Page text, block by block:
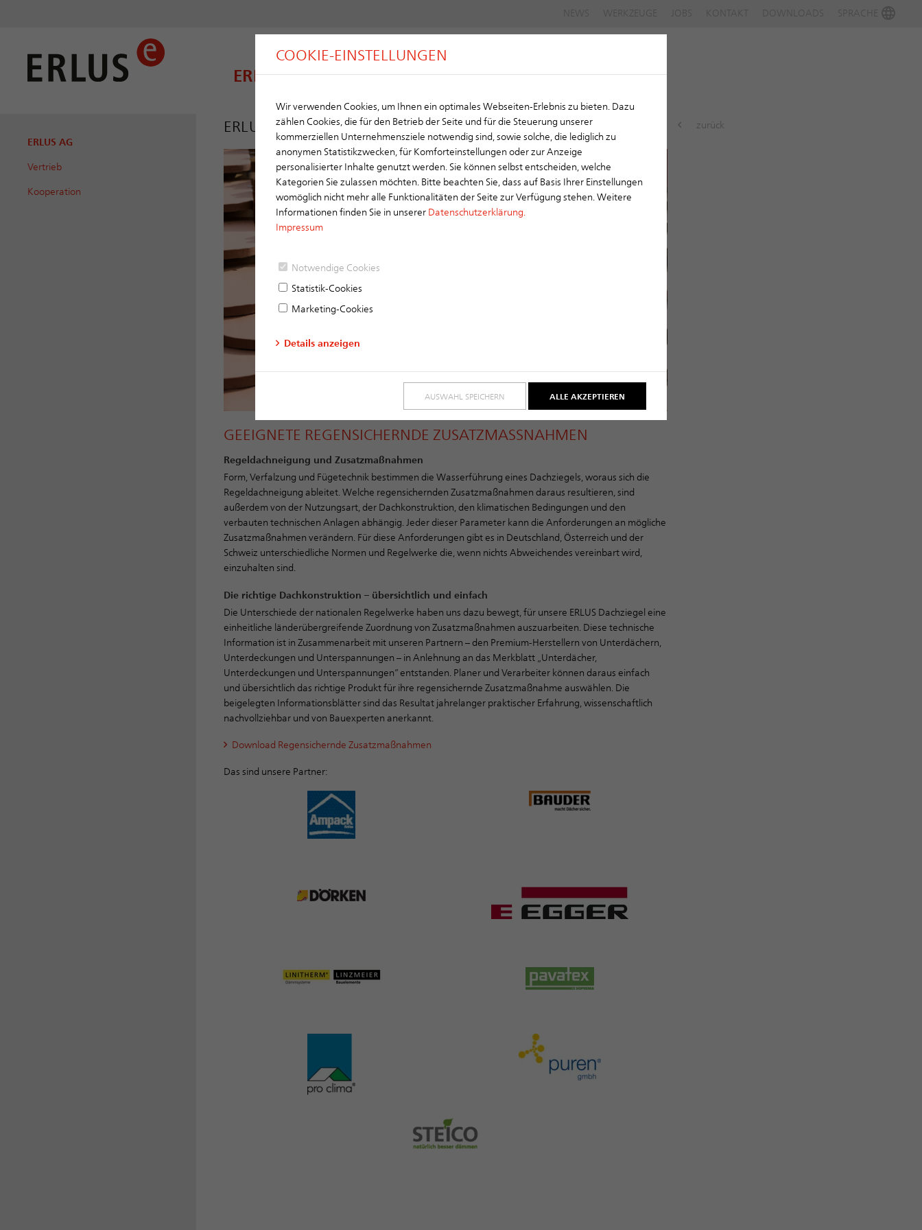
ERLUS AG DACH SCHORNSTEIN LÜFTUNG
ERLUS AG
Vertrieb
Kooperation
ERLUS Kooperation
GEEIGNETE REGENSICHERNDE ZUSATZMASSNAHMEN
Regeldachneigung und Zusatzmaßnahmen
Form, Verfalzung und Fügetechnik bestimmen die Wasserführung eines Dachziegels, woraus sich die
Regeldachneigung ableitet. Welche regensichernden Zusatzmaßnahmen daraus resultieren, sind
außerdem von der Nutzungsart, der Dachkonstruktion, den klimatischen Bedingungen und den
verbauten technischen Anlagen abhängig. Jeder dieser Parameter kann die Anforderungen an mögliche
Zusatzmaßnahmen verändern. Für diese Anforderungen gibt es in Deutschland, Österreich und der
Schweiz unterschiedliche Normen und Regelwerke die, wenn nichts Abweichendes vereinbart wird,
einzuhalten sind.
Die richtige Dachkonstruktion – übersichtlich und einfach
Die Unterschiede der nationalen Regelwerke haben uns dazu bewegt, für unsere ERLUS Dachziegel eine
einheitliche länderübergreifende Zuordnung von Zusatzmaßnahmen auszuarbeiten. Diese technische
Information ist in Zusammenarbeit mit unseren Partnern – den Premium-Herstellern von Unterdächern,
Unterdeckungen und Unterspannungen – in Anlehnung an das Merkblatt „Unterdächer,
Unterdeckungen und Unterspannungen” entstanden. Planer und Verarbeiter können daraus einfach
und übersichtlich das richtige Produkt für ihre regensichernde Zusatzmaßnahme auswählen. Die
beigelegten Informationsblätter sind das Resultat jahrelanger praktischer Erfahrung, wissenschaftlich
nachvollziehbar und von Bauexperten anerkannt.
Download Regensichernde Zusatzmaßnahmen
Das sind unsere Partner:
zurück
COOKIE-EINSTELLUNGEN
Wir verwenden Cookies, um Ihnen ein optimales Webseiten-Erlebnis zu bieten. Dazu
zählen Cookies, die für den Betrieb der Seite und für die Steuerung unserer
kommerziellen Unternehmensziele notwendig sind, sowie solche, die lediglich zu
anonymen Statistikzwecken, für Komforteinstellungen oder zur Anzeige
personalisierter Inhalte genutzt werden. Sie können selbst entscheiden, welche
Kategorien Sie zulassen möchten. Bitte beachten Sie, dass auf Basis Ihrer Einstellungen
womöglich nicht mehr alle Funktionalitäten der Seite zur Verfügung stehen. Weitere
Informationen finden Sie in unserer Datenschutzerklärung.
Impressum
Notwendige Cookies
Statistik-Cookies
Marketing-Cookies
Details anzeigen
AUSWAHL SPEICHERN ALLE AKZEPTIEREN